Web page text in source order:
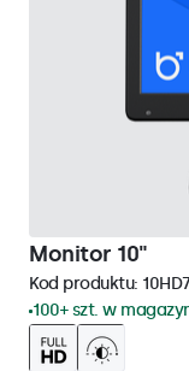
Monitor 10"
Kod produktu: 10HD7
100+ szt. w